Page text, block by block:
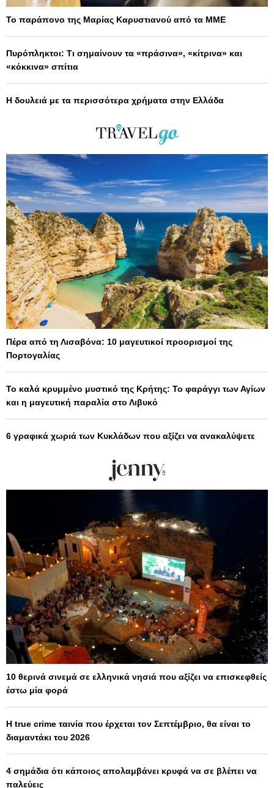
Το παράπονο της Μαρίας Καρυστιανού από τα ΜΜΕ
Πυρόπληκτοι: Τι σημαίνουν τα «πράσινα», «κίτρινα» και
«κόκκινα» σπίτια
Η δουλειά με τα περισσότερα χρήματα στην Ελλάδα
Πέρα από τη Λισαβόνα: 10 μαγευτικοί προορισμοί της
Πορτογαλίας
Το καλά κρυμμένο μυστικό της Κρήτης: Το φαράγγι των Αγίων
και η μαγευτική παραλία στο Λιβυκό
6 γραφικά χωριά των Κυκλάδων που αξίζει να ανακαλύψετε
10 θερινά σινεμά σε ελληνικά νησιά που αξίζει να επισκεφθείς
έστω μία φορά
Η true crime ταινία που έρχεται τον Σεπτέμβριο, θα είναι το
διαμαντάκι του 2026
4 σημάδια ότι κάποιος απολαμβάνει κρυφά να σε βλέπει να
παλεύεις